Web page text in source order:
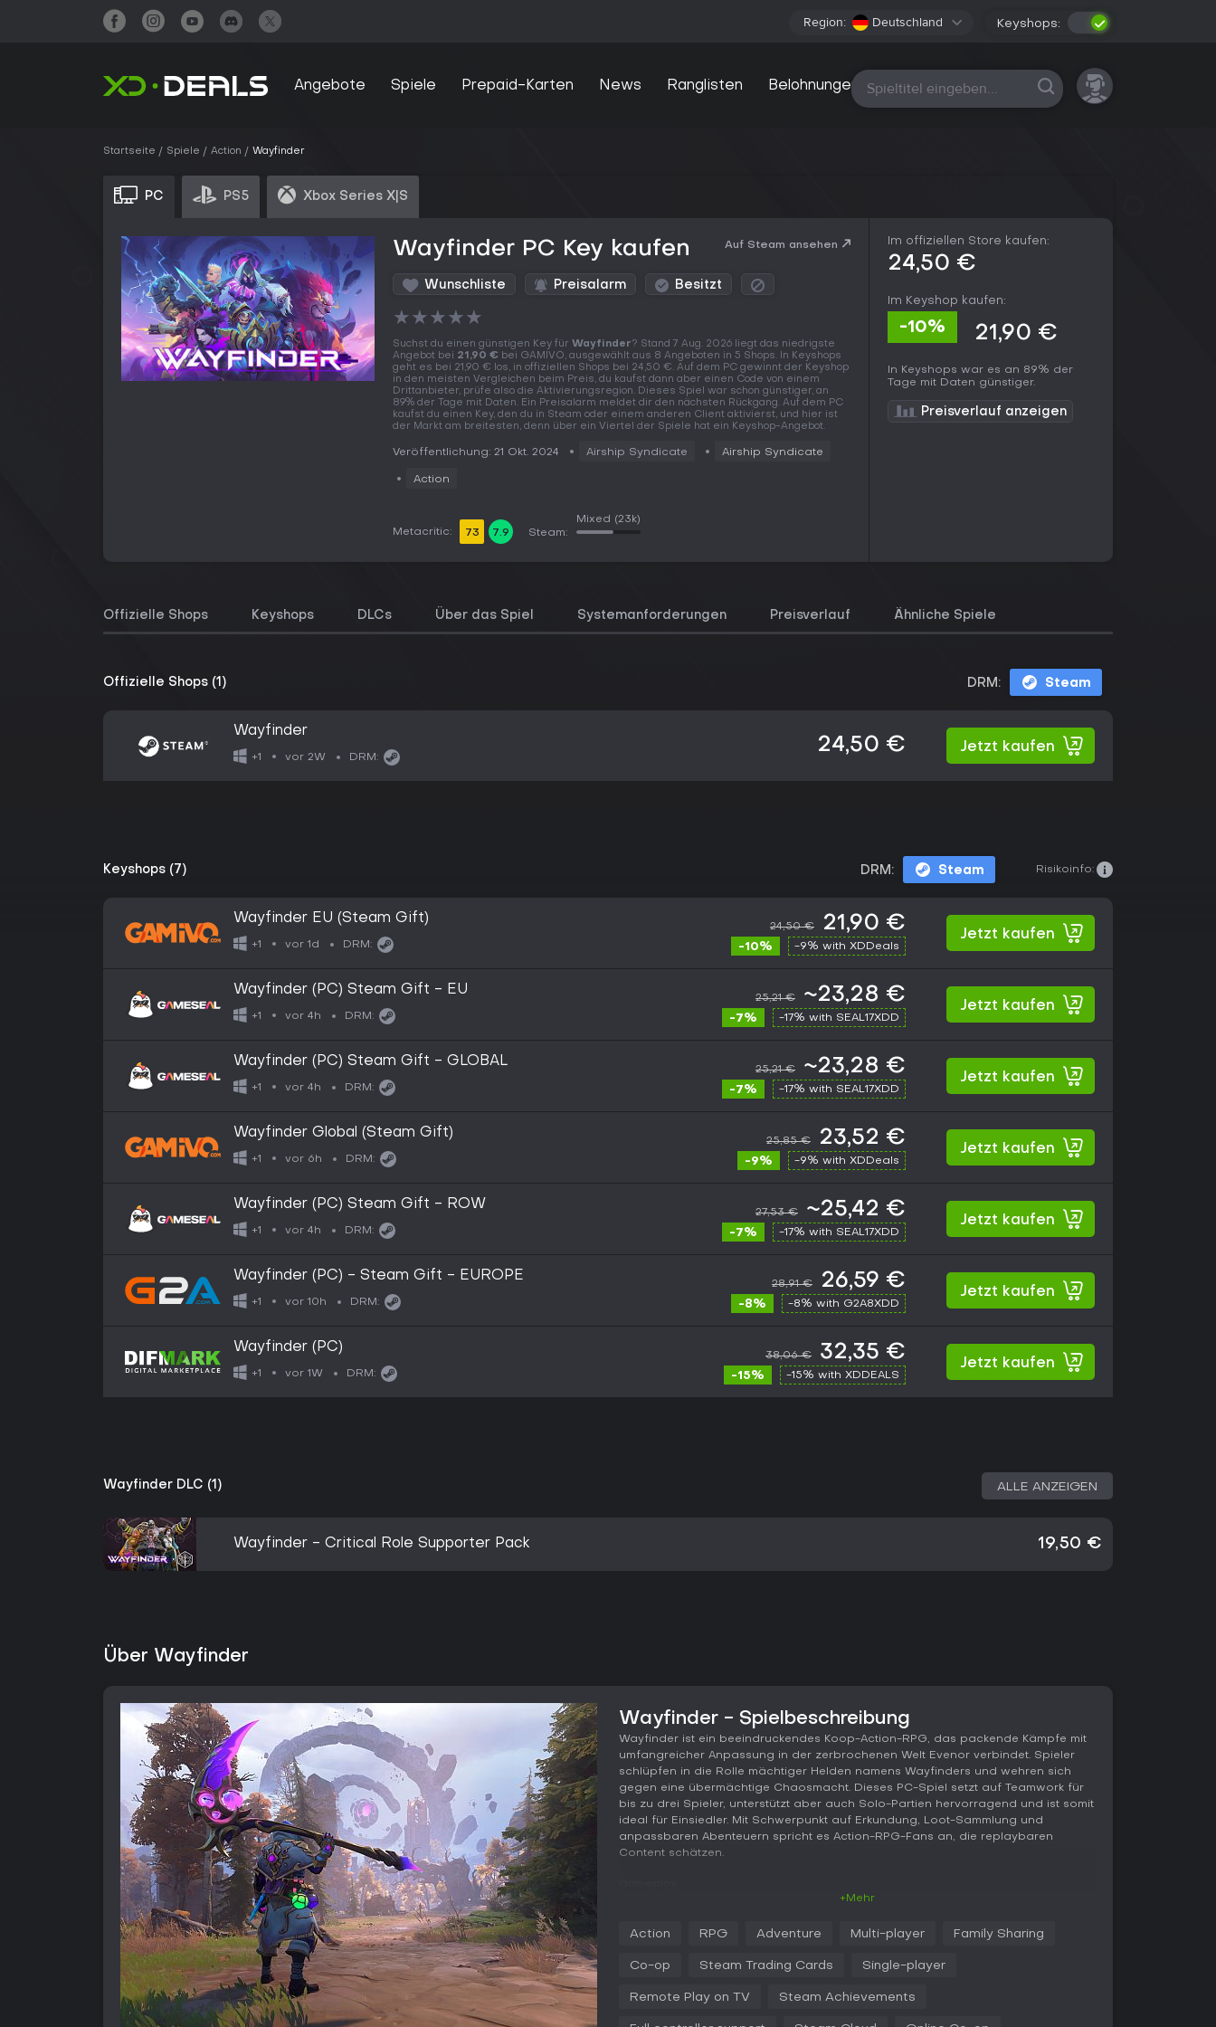
Region: Deutschland Keyshops:
Angebote Spiele Prepaid-Karten News Ranglisten Belohnungen Alle Plattformen
Startseite Spiele Action Wayfinder
PC PS5 Xbox Series X|S
Wayfinder PC Key kaufen Auf Steam ansehen
Wunschliste Preisalarm Besitzt
★★★★★
Suchst du einen günstigen Key für Wayfinder? Stand 7 Aug. 2026 liegt das niedrigste
Angebot bei 21,90 € bei GAMIVO, ausgewählt aus 8 Angeboten in 5 Shops. In Keyshops
geht es bei 21,90 € los, in offiziellen Shops bei 24,50 €. Auf dem PC gewinnt der Keyshop
in den meisten Vergleichen beim Preis, du kaufst dann aber einen Code von einem
Drittanbieter, prüfe also die Aktivierungsregion. Dieses Spiel war schon günstiger, an
89% der Tage mit Daten. Ein Preisalarm meldet dir den nächsten Rückgang. Auf dem PC
kaufst du einen Key, den du in Steam oder einem anderen Client aktivierst, und hier ist
der Markt am breitesten, denn über ein Viertel der Spiele hat ein Keyshop-Angebot.
Veröffentlichung: 21 Okt. 2024 Airship Syndicate Airship Syndicate
Action
Metacritic: 73 7.9 Steam:
Mixed (23k)
Im offiziellen Store kaufen:
24,50 €
Im Keyshop kaufen:
-10% 21,90 €
In Keyshops war es an 89% der
Tage mit Daten günstiger.
Preisverlauf anzeigen
Offizielle Shops Keyshops DLCs Über das Spiel Systemanforderungen Preisverlauf Ähnliche Spiele
Offizielle Shops (1) DRM: Steam
Wayfinder
+1 vor 2W DRM:
24,50 € Jetzt kaufen
Keyshops (7) DRM: Steam Risikoinfo:
Wayfinder EU (Steam Gift)
+1 vor 1d DRM:
24,50 € 21,90 €
-10% -9% with XDDeals
Jetzt kaufen
Wayfinder (PC) Steam Gift - EU
+1 vor 4h DRM:
25,21 € ~23,28 €
-7% -17% with SEAL17XDD
Jetzt kaufen
Wayfinder (PC) Steam Gift - GLOBAL
+1 vor 4h DRM:
25,21 € ~23,28 €
-7% -17% with SEAL17XDD
Jetzt kaufen
Wayfinder Global (Steam Gift)
+1 vor 6h DRM:
25,85 € 23,52 €
-9% -9% with XDDeals
Jetzt kaufen
Wayfinder (PC) Steam Gift - ROW
+1 vor 4h DRM:
27,53 € ~25,42 €
-7% -17% with SEAL17XDD
Jetzt kaufen
Wayfinder (PC) - Steam Gift - EUROPE
+1 vor 10h DRM:
28,91 € 26,59 €
-8% -8% with G2A8XDD
Jetzt kaufen
Wayfinder (PC)
+1 vor 1W DRM:
38,06 € 32,35 €
-15% -15% with XDDEALS
Jetzt kaufen
Wayfinder DLC (1) ALLE ANZEIGEN
Wayfinder - Critical Role Supporter Pack 19,50 €
Über Wayfinder
Wayfinder - Spielbeschreibung
Wayfinder ist ein beeindruckendes Koop-Action-RPG, das packende Kämpfe mit
umfangreicher Anpassung in der zerbrochenen Welt Evenor verbindet. Spieler
schlüpfen in die Rolle mächtiger Helden namens Wayfinders und wehren sich
gegen eine übermächtige Chaosmacht. Dieses PC-Spiel setzt auf Teamwork für
bis zu drei Spieler, unterstützt aber auch Solo-Partien hervorragend und ist somit
ideal für Einsiedler. Mit Schwerpunkt auf Erkundung, Loot-Sammlung und
anpassbaren Abenteuern spricht es Action-RPG-Fans an, die replaybaren
Content schätzen.
Gloom überrannt ist. Jeder Wayfinder-Charakter bringt eigene Playstyles mit - von
im Gefecht. Anpassung ist zentral durch Mutators, mit denen Expeditionen variiert
ändern. So fühlt sich jeder Run frisch an, während du mit dem Gloom Dagger
Schwierigkeit und Ziele justierst.
+Mehr
Action RPG Adventure Multi-player Family Sharing
Co-op Steam Trading Cards Single-player
Remote Play on TV Steam Achievements